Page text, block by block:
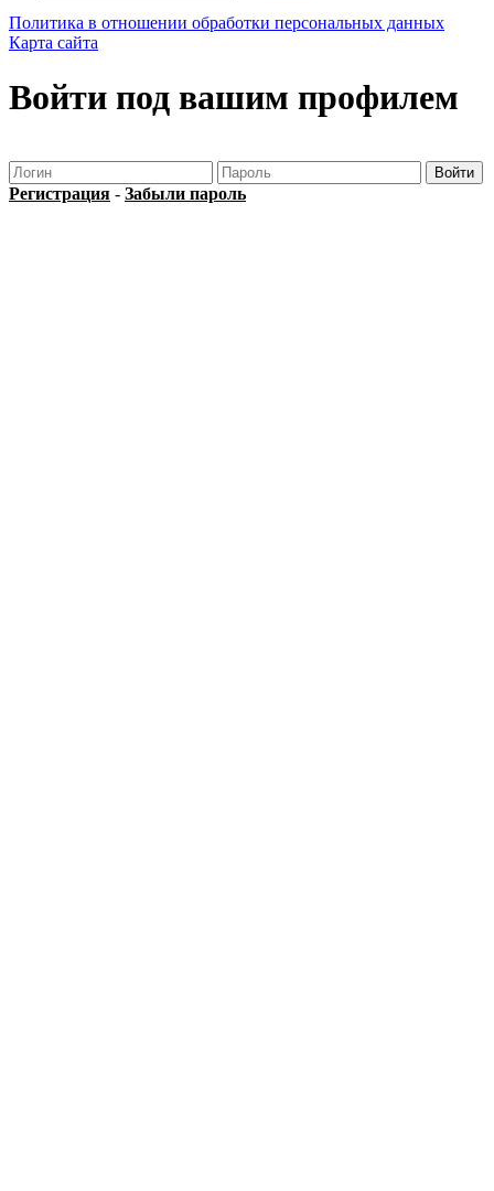
Политика в отношении обработки персональных данных
Карта сайта
Войти под вашим профилем
Регистрация - Забыли пароль